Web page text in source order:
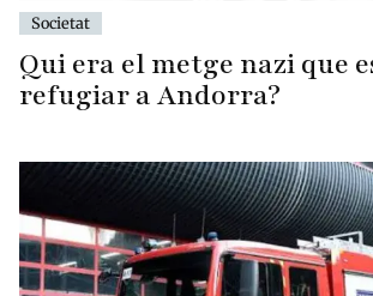
Societat
Qui era el metge nazi que
refugiar a Andorra?